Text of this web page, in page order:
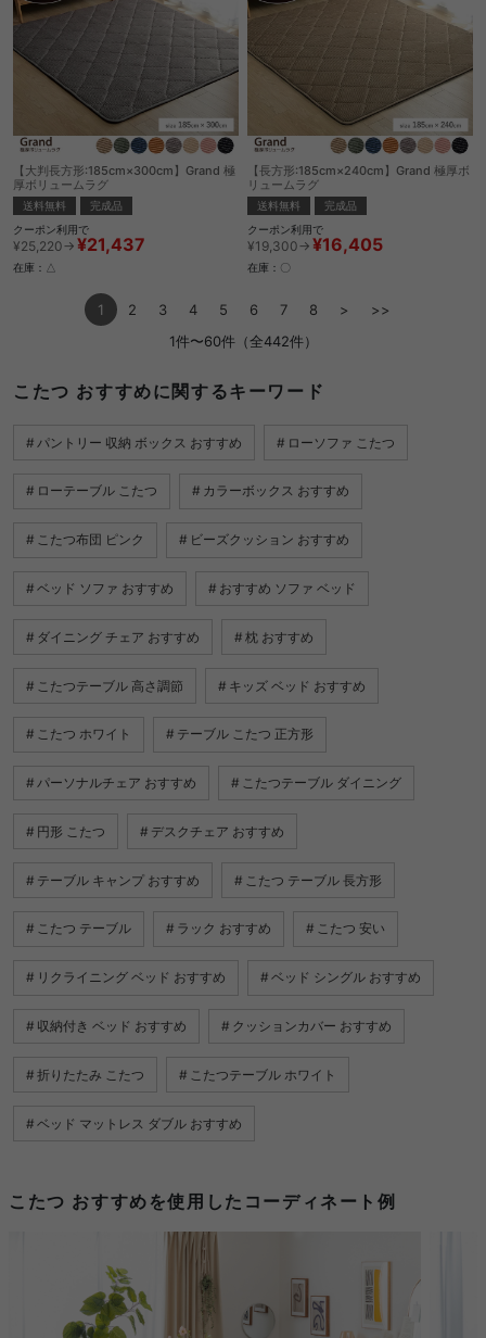
【大判長方形:185cm×300cm】Grand 極
厚ボリュームラグ
送料無料
完成品
クーポン利用で
¥25,220→ ¥21,437
在庫：△
【長方形:185cm×240cm】Grand 極厚ボ
リュームラグ
送料無料
完成品
クーポン利用で
¥19,300→ ¥16,405
在庫：〇
1 2 3 4 5 6 7 8 >
>>
1件〜60件（全442件）
こたつ おすすめに関するキーワード
パントリー 収納 ボックス おすすめ ローソファ こたつ
ローテーブル こたつ カラーボックス おすすめ
こたつ布団 ピンク ビーズクッション おすすめ
ベッド ソファ おすすめ おすすめ ソファ ベッド
ダイニング チェア おすすめ 枕 おすすめ
こたつテーブル 高さ調節 キッズ ベッド おすすめ
こたつ ホワイト テーブル こたつ 正方形
パーソナルチェア おすすめ こたつテーブル ダイニング
円形 こたつ デスクチェア おすすめ
テーブル キャンプ おすすめ こたつ テーブル 長方形
こたつ テーブル ラック おすすめ こたつ 安い
リクライニング ベッド おすすめ ベッド シングル おすすめ
収納付き ベッド おすすめ クッションカバー おすすめ
折りたたみ こたつ こたつテーブル ホワイト
ベッド マットレス ダブル おすすめ
こたつ おすすめを使用したコーディネート例